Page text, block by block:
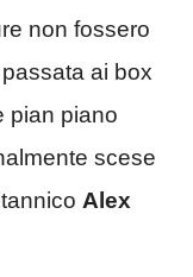
non fossero
ai box
pian piano
scese
Alex